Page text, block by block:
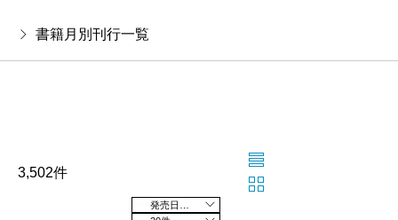
書籍月別刊行一覧
3,502件